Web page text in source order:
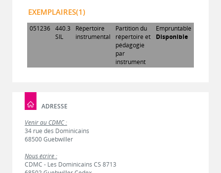
EXEMPLAIRES(1)
051236 440.3
SIL
Répertoire
instrumental
Partition du
répertoire et
pédagogie
par
instrument
Empruntable
Disponible
ADRESSE
Venir au CDMC :
34 rue des Dominicains
68500 Guebwiller
Nous écrire :
CDMC - Les Dominicains CS 8713